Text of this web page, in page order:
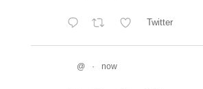
Twitter
@ · now